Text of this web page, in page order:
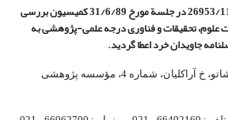
بررسی
علوم، تحقیقات و فناوری درجه علمی‌-پژوهشیبه
جاویدان خرد اعطا گردید.
آدرس : تهــران، خ نوفل لوشاتو، خ آراکلیان، شماره 4،‌ مؤسسه پژوهشی